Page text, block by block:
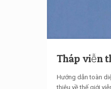
Tháp viễn
Hướng dẫn toàn
thiệu về thế giới